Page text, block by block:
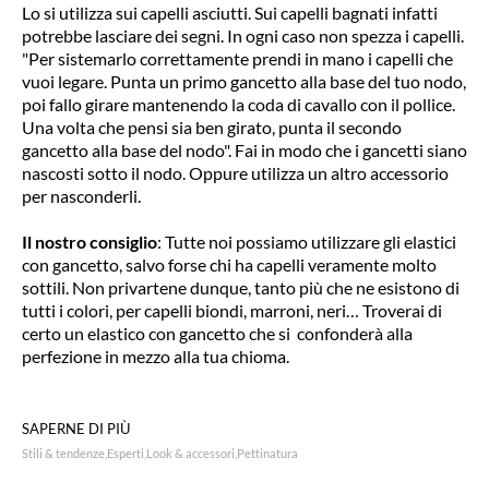
Lo si utilizza sui capelli asciutti. Sui capelli bagnati infatti
potrebbe lasciare dei segni. In ogni caso non spezza i capelli.
"Per sistemarlo correttamente prendi in mano i capelli che
vuoi legare. Punta un primo gancetto alla base del tuo nodo,
poi fallo girare mantenendo la coda di cavallo con il pollice.
Una volta che pensi sia ben girato, punta il secondo
gancetto alla base del nodo". Fai in modo che i gancetti siano
nascosti sotto il nodo. Oppure utilizza un altro accessorio
per nasconderli.
Il nostro consiglio: Tutte noi possiamo utilizzare gli elastici
con gancetto, salvo forse chi ha capelli veramente molto
sottili. Non privartene dunque, tanto più che ne esistono di
tutti i colori, per capelli biondi, marroni, neri… Troverai di
certo un elastico con gancetto che si confonderà alla
perfezione in mezzo alla tua chioma.
SAPERNE DI PIÙ
Stili & tendenze Esperti Look & accessori Pettinatura